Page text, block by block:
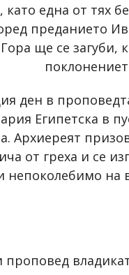
като една от тях
преданието
Гора ще се
ден в
Египетска в
Архиереят
от греха и се
непоколебимо на
проповед